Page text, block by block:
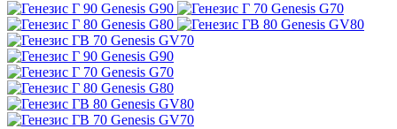
Genesis G90
Genesis G70
Genesis G80
Genesis GV80
Genesis GV70
Genesis G90
Genesis G70
Genesis G80
Genesis GV80
Genesis GV70